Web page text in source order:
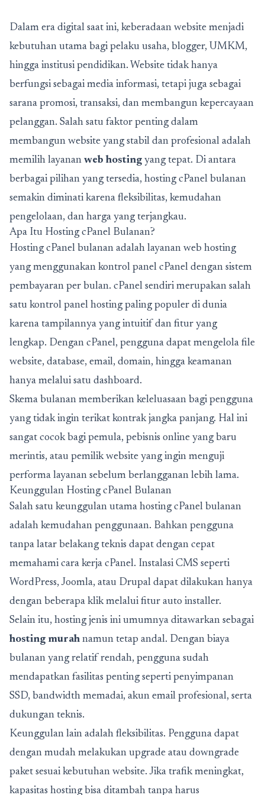
Dalam era digital saat ini, keberadaan website menjadi
kebutuhan utama bagi pelaku usaha, blogger, UMKM,
hingga institusi pendidikan. Website tidak hanya
berfungsi sebagai media informasi, tetapi juga sebagai
sarana promosi, transaksi, dan membangun kepercayaan
pelanggan. Salah satu faktor penting dalam
membangun website yang stabil dan profesional adalah
memilih layanan web hosting yang tepat. Di antara
berbagai pilihan yang tersedia, hosting cPanel bulanan
semakin diminati karena fleksibilitas, kemudahan
pengelolaan, dan harga yang terjangkau.
Apa Itu Hosting cPanel Bulanan?
Hosting cPanel bulanan adalah layanan web hosting
yang menggunakan kontrol panel cPanel dengan sistem
pembayaran per bulan. cPanel sendiri merupakan salah
satu kontrol panel hosting paling populer di dunia
karena tampilannya yang intuitif dan fitur yang
lengkap. Dengan cPanel, pengguna dapat mengelola file
website, database, email, domain, hingga keamanan
hanya melalui satu dashboard.
Skema bulanan memberikan keleluasaan bagi pengguna
yang tidak ingin terikat kontrak jangka panjang. Hal ini
sangat cocok bagi pemula, pebisnis online yang baru
merintis, atau pemilik website yang ingin menguji
performa layanan sebelum berlangganan lebih lama.
Keunggulan Hosting cPanel Bulanan
Salah satu keunggulan utama hosting cPanel bulanan
adalah kemudahan penggunaan. Bahkan pengguna
tanpa latar belakang teknis dapat dengan cepat
memahami cara kerja cPanel. Instalasi CMS seperti
WordPress, Joomla, atau Drupal dapat dilakukan hanya
dengan beberapa klik melalui fitur auto installer.
Selain itu, hosting jenis ini umumnya ditawarkan sebagai
hosting murah namun tetap andal. Dengan biaya
bulanan yang relatif rendah, pengguna sudah
mendapatkan fasilitas penting seperti penyimpanan
SSD, bandwidth memadai, akun email profesional, serta
dukungan teknis.
Keunggulan lain adalah fleksibilitas. Pengguna dapat
dengan mudah melakukan upgrade atau downgrade
paket sesuai kebutuhan website. Jika trafik meningkat,
kapasitas hosting bisa ditambah tanpa harus